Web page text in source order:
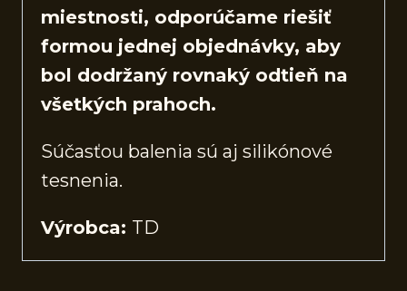
miestnosti, odporúčame riešiť
formou jednej objednávky, aby
bol dodržaný rovnaký odtieň na
všetkých prahoch.
Súčasťou balenia sú aj silikónové
tesnenia.
Výrobca: TD